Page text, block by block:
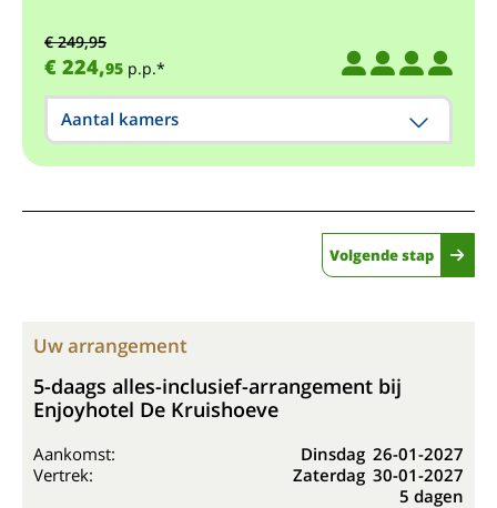
€ 249,95
€ 224,95 p.p.*
Aantal kamers
Volgende stap
Uw arrangement
5-daags alles-inclusief-arrangement bij
Enjoyhotel De Kruishoeve
Aankomst: Dinsdag 26-01-2027
Vertrek:
Zaterdag 30-01-2027
5 dagen